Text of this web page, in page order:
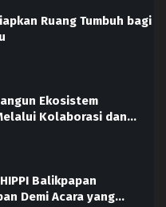
Ruang Tumbuh bagi
Ekosistem
Kolaborasi dan…
Balikpapan
Demi Acara yang…